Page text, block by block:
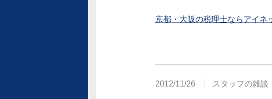
京都・大阪の税理士ならアイネ
2012/11/26 スタッフの雑談